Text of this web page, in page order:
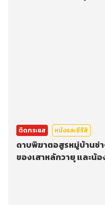
ติดกระแส หนังและซีรีส์
ดาบพิฆาตอสูรหมู่บ้านช่
ของเสาหลักวายุ และน้อ